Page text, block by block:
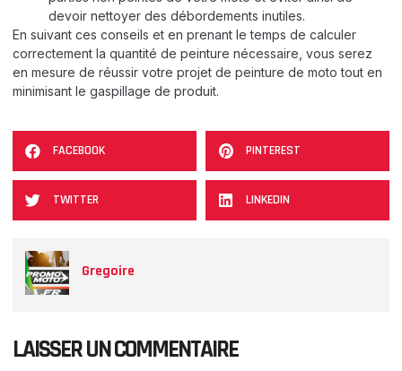
devoir nettoyer des débordements inutiles.
En suivant ces conseils et en prenant le temps de calculer
correctement la quantité de peinture nécessaire, vous serez
en mesure de réussir votre projet de peinture de moto tout en
minimisant le gaspillage de produit.
FACEBOOK PINTEREST
TWITTER LINKEDIN
Gregoire
LAISSER UN COMMENTAIRE